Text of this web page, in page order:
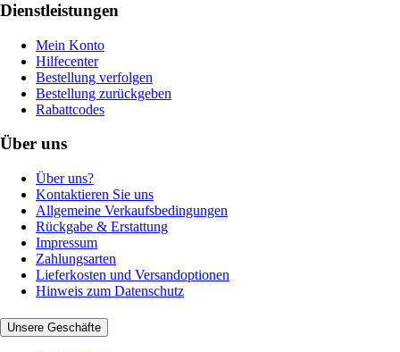
Dienstleistungen
Mein Konto
Hilfecenter
Bestellung verfolgen
Bestellung zurückgeben
Rabattcodes
Über uns
Über uns?
Kontaktieren Sie uns
Allgemeine Verkaufsbedingungen
Rückgabe & Erstattung
Impressum
Zahlungsarten
Lieferkosten und Versandoptionen
Hinweis zum Datenschutz
Unsere Geschäfte